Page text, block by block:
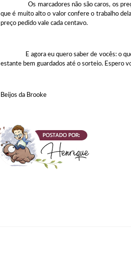
Os marcadores não são caros, os preços
que é muito alto o valor confere o trabalho
preço pedido vale cada centavo.
E agora eu quero saber de vocês: o que
estante bem guardados até o sorteio. Espero
Beijos da Brooke